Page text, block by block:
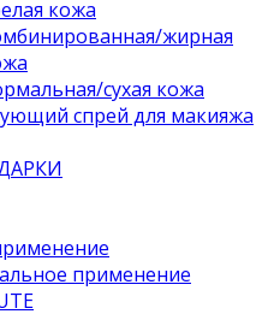
кожа
жирная
cухая кожа
спрей для макияжа
применение